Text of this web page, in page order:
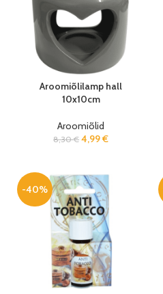
Aroomiõlilamp hall
10x10cm
Aroomiõlid
8,30€ 4,99€
-40%